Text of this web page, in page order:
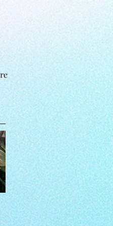
Hvordan vil DU
gerne se ud?